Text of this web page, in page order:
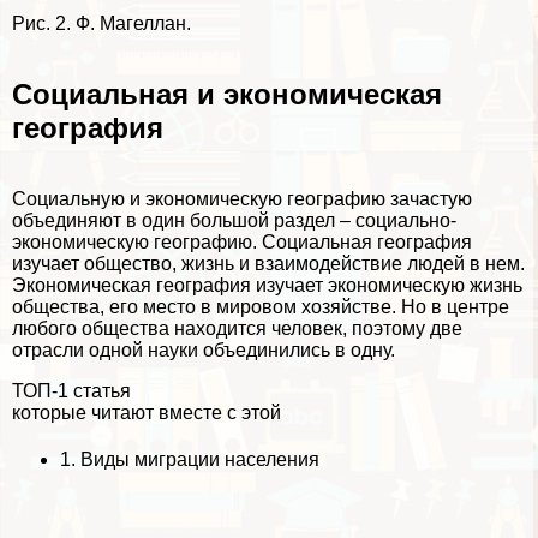
Рис. 2. Ф. Магеллан.
Социальная и экономическая
география
Социальную и экономическую географию зачастую
объединяют в один большой раздел – социально-
экономическую географию. Социальная география
изучает общество, жизнь и взаимодействие людей в нем.
Экономическая география изучает экономическую жизнь
общества, его место в мировом хозяйстве. Но в центре
любого общества находится человек, поэтому две
отрасли одной науки объединились в одну.
ТОП-1 статья
которые читают вместе с этой
1. Виды миграции населения